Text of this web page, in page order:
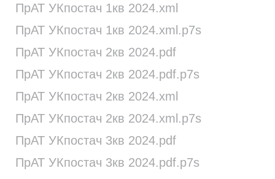
ПрАТ УКпостач 1кв 2024.xml
ПрАТ УКпостач 1кв 2024.xml.p7s
ПрАТ УКпостач 2кв 2024.pdf
ПрАТ УКпостач 2кв 2024.pdf.p7s
ПрАТ УКпостач 2кв 2024.xml
ПрАТ УКпостач 2кв 2024.xml.p7s
ПрАТ УКпостач 3кв 2024.pdf
ПрАТ УКпостач 3кв 2024.pdf.p7s